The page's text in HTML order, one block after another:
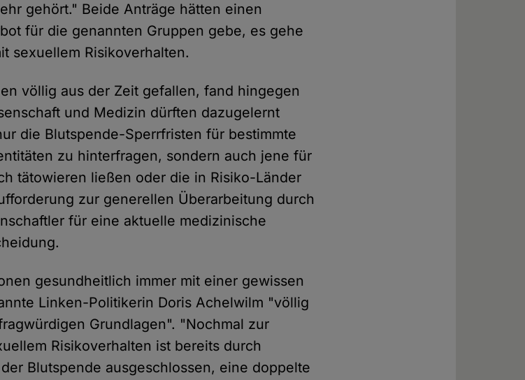
gehört." Beide Anträge hätten einen
für die genannten Gruppen gebe, es gehe
sexuellem Risikoverhalten.
völlig aus der Zeit gefallen, fand hingegen
und Medizin dürften dazugelernt
die Blutspende-Sperrfristen für bestimmte
zu hinterfragen, sondern auch jene für
tätowieren ließen oder die in Risiko-Länder
zur generellen Überarbeitung durch
für eine aktuelle medizinische
gesundheitlich immer mit einer gewissen
Linken-Politikerin Doris Achelwilm "völlig
Grundlagen". "Nochmal zur
Risikoverhalten ist bereits durch
Blutspende ausgeschlossen, eine doppelte